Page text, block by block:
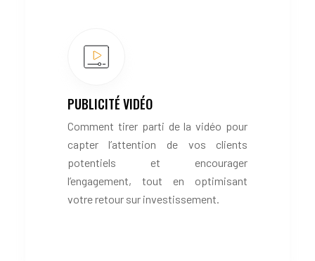
PUBLICITÉ VIDÉO
Comment tirer parti de la vidéo pour
capter l’attention de vos clients
potentiels et encourager
l’engagement, tout en optimisant
votre retour sur investissement.